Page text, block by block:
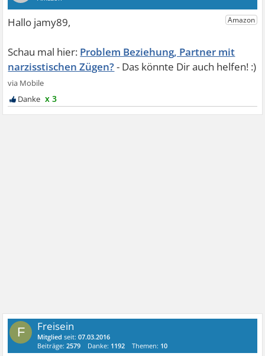
Problem Beziehung, Partner mit
narzisstischen Zügen?
x 3
F Freisein
Mitglied seit:07.03.2016
Beiträge:2579 Danke: 1192 Themen: 10